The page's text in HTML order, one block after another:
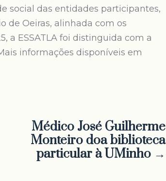
social das entidades participantes,
de Oeiras, alinhada com os
a ESSATLA foi distinguida com a
informações disponíveis em
Médico José Guilherme
Monteiro doa biblioteca
particular à UMinho →